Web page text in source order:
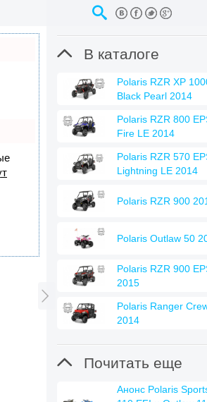

 В каталоге
Polaris RZR XP
Black Pearl 2014
Polaris RZR 800
Fire LE 2014
Polaris RZR 570
Lightning LE 2014
Polaris RZR 900
Polaris Outlaw 50
Polaris RZR 900
2015
Polaris Ranger
2014
 Почитать еще
Анонс Polaris